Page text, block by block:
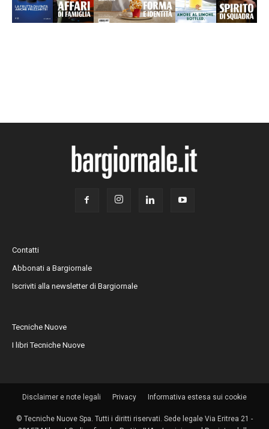
Contatti
Abbonati a Bargiornale
Iscriviti alla newsletter di Bargiornale
Tecniche Nuove
I libri Tecniche Nuove
Disclaimer e note legali Privacy Informativa estesa sui cookie
© Tecniche Nuove Spa. Tutti i diritti riservati. Sede legale Via Eritrea 21 -